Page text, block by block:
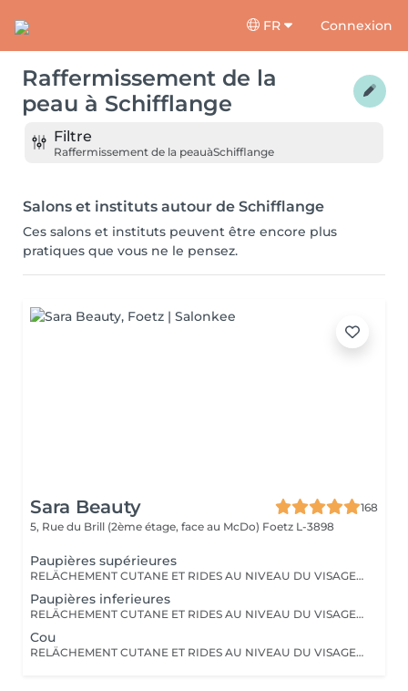
FR Connexion
Raffermissement de la
peau à Schifflange
Filtre
Raffermissement de la peauàSchifflange
Salons et instituts autour de Schifflange
Ces salons et instituts peuvent être encore plus
pratiques que vous ne le pensez.
Sara Beauty
168
5, Rue du Brill (2ème étage, face au McDo) Foetz L-3898
Paupières supérieures
RELÄCHEMENT CUTANE ET RIDES AU NIVEAU DU VISAGE OU DU CORPS. PAS BESOIN DE PASSER PAR LA CASE CHIRURGIE POUR LES ÉLIMINER. LE PLASMA LIFT EST UNE TECHNIQUE ESTHÉTIQUE NON-INVASIVE QUI PROMET UN RAJEUNISSEMENT CUTANÉ RAPIDE ET EFFICACE.
Paupières inferieures
RELÄCHEMENT CUTANE ET RIDES AU NIVEAU DU VISAGE OU DU CORPS. PAS BESOIN DE PASSER PAR LA CASE CHIRURGIE POUR LES ÉLIMINER. LE PLASMA LIFT EST UNE TECHNIQUE ESTHÉTIQUE NON-INVASIVE QUI PROMET UN RAJEUNISSEMENT CUTANÉ RAPIDE ET EFFICACE.
Cou
RELÄCHEMENT CUTANE ET RIDES AU NIVEAU DU VISAGE OU DU CORPS. PAS BESOIN DE PASSER PAR LA CASE CHIRURGIE POUR LES ÉLIMINER. LE PLASMA LIFT EST UNE TECHNIQUE ESTHÉTIQUE NON-INVASIVE QUI PROMET UN RAJEUNISSEMENT CUTANÉ RAPIDE ET EFFICACE.